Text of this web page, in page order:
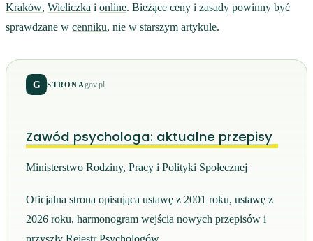
Kraków, Wieliczka i online. Bieżące ceny i zasady powinny być
sprawdzane w cenniku, nie w starszym artykule.
G STRONAgov.pl
Zawód psychologa: aktualne przepisy
Ministerstwo Rodziny, Pracy i Polityki Społecznej
Oficjalna strona opisująca ustawę z 2001 roku, ustawę z
2026 roku, harmonogram wejścia nowych przepisów i